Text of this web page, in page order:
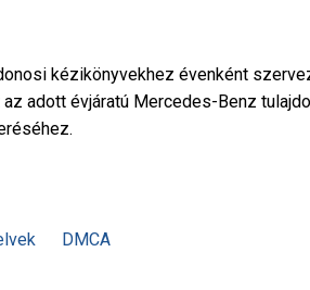
kézikönyvekhez évenként
adott évjáratú Mercedes-Benz
DMCA